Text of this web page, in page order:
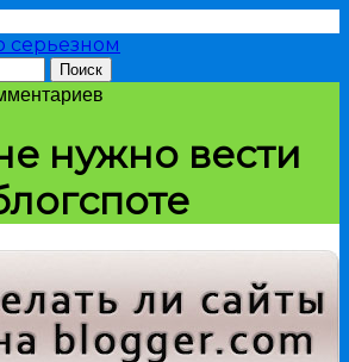
серьезном
нужно вести